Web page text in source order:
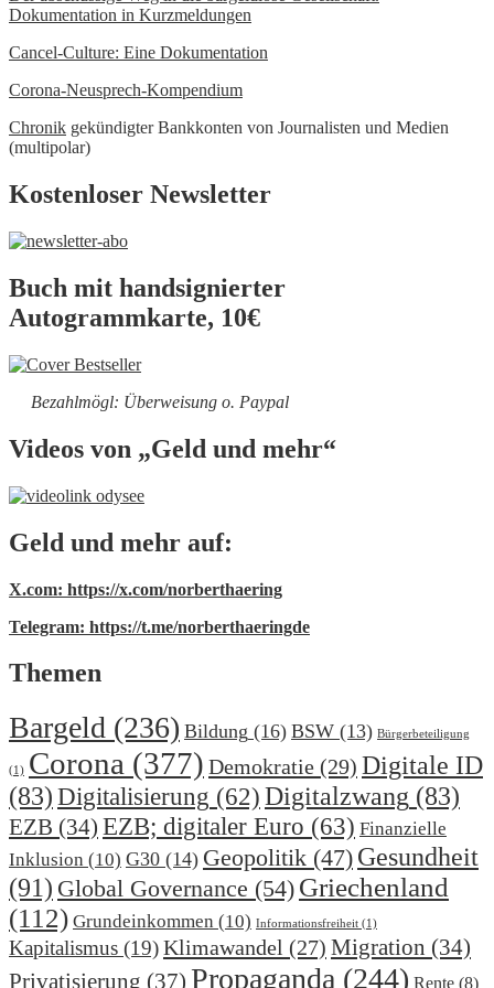
Dokumentation in Kurzmeldungen
Cancel-Culture: Eine Dokumentation
Corona-Neusprech-Kompendium
Chronik gekündigter Bankkonten von Journalisten und Medien
(multipolar)
Kostenloser Newsletter
Buch mit handsignierter
Autogrammkarte, 10€
Bezahlmögl: Überweisung o. Paypal
Videos von „Geld und mehr“
Geld und mehr auf:
X.com: https://x.com/norberthaering
Telegram: https://t.me/norberthaeringde
Themen
Bargeld (236) Bildung (16) BSW (13) Bürgerbeteiligung
(1) Corona (377) Demokratie (29) Digitale ID
(83) Digitalisierung (62) Digitalzwang (83)
EZB (34) EZB; digitaler Euro (63) Finanzielle
Inklusion (10) G30 (14) Geopolitik (47) Gesundheit
(91) Global Governance (54) Griechenland
(112) Grundeinkommen (10) Informationsfreiheit (1)
Kapitalismus (19)Klimawandel (27) Migration (34)
Privatisierung (37) Propaganda (244) Rente (8)